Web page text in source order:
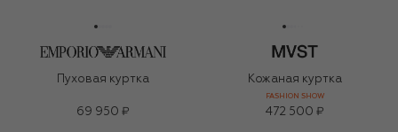
Пуховая куртка
69 950 ₽
Кожаная куртка
FASHION SHOW
472 500 ₽